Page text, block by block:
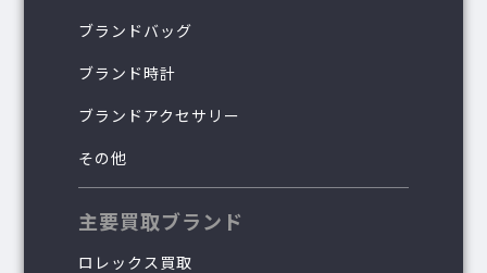
ブランドバッグ
ブランド時計
ブランドアクセサリー
その他
主要買取ブランド
ロレックス買取